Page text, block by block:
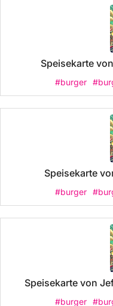
Speisekarte
#burger
Speisekarte
#burger
Speisekarte von
#burger